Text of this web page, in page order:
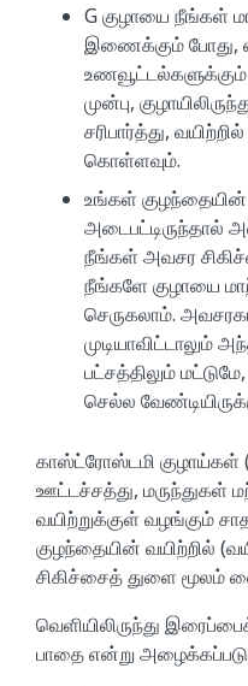
G குழாயை நீங்கள்
இணைக்கும் போது,
உணவூட்டல்களுக்கும்
முன்பு,
சரிபார்த்து,
கொள்ளவும்.
உங்கள் குழந்தையின்
அடைபட்டிருந்தால்
நீங்கள் அவசர
நீங்களே குழாயை
செருகலாம்.
முடியாவிட்டாலும்
பட்சத்திலும்
செல்ல
காஸ்ட்ரோஸ்டமி குழாய்கள்
ஊட்டச்சத்து, மருந்துகள்
வயிற்றுக்குள் வழங்கும்
குழந்தையின் வயிற்றில்
சிகிச்சைத் துளை மூலம்
வெளியிலிருந்து
பாதை என்று